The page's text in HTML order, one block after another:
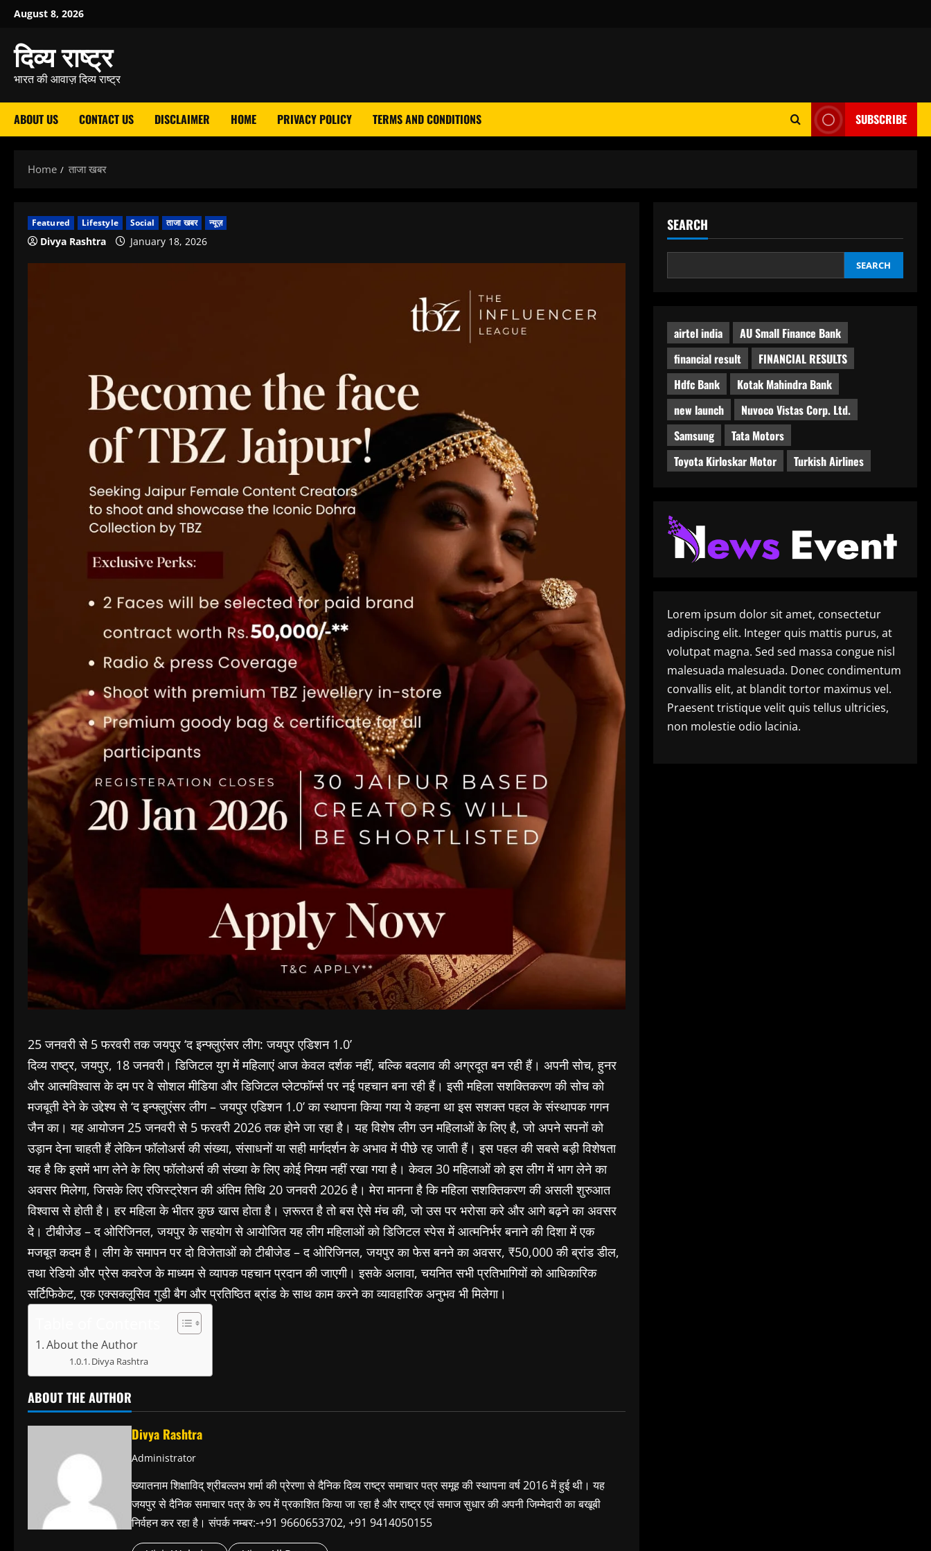
Skip
content
August 8, 2026
दिव्य राष्ट्र
भारत की आवाज़ दिव्य राष्ट्र
ABOUT US CONTACT US DISCLAIMER HOME PRIVACY POLICY TERMS AND CONDITIONS SUBSCRIBE
Home ताजा खबर
Featured Lifestyle Social ताजा खबर न्यूज़
Divya Rashtra January 18, 2026
25 जनवरी से 5 फरवरी तक जयपुर ‘द इन्फ्लुएंसर लीग: जयपुर एडिशन 1.0’
दिव्य राष्ट्र, जयपुर, 18 जनवरी। डिजिटल युग में महिलाएं आज केवल दर्शक नहीं, बल्कि बदलाव की अग्रदूत बन रही हैं। अपनी सोच, हुनर
और आत्मविश्वास के दम पर वे सोशल मीडिया और डिजिटल प्लेटफॉर्म्स पर नई पहचान बना रही हैं। इसी महिला सशक्तिकरण की सोच को
मजबूती देने के उद्देश्य से ‘द इन्फ्लुएंसर लीग – जयपुर एडिशन 1.0’ का स्थापना किया गया ये कहना था इस सशक्त पहल के संस्थापक गगन
जैन का। यह आयोजन 25 जनवरी से 5 फरवरी 2026 तक होने जा रहा है। यह विशेष लीग उन महिलाओं के लिए है, जो अपने सपनों को
उड़ान देना चाहती हैं लेकिन फॉलोअर्स की संख्या, संसाधनों या सही मार्गदर्शन के अभाव में पीछे रह जाती हैं। इस पहल की सबसे बड़ी विशेषता
यह है कि इसमें भाग लेने के लिए फॉलोअर्स की संख्या के लिए कोई नियम नहीं रखा गया है। केवल 30 महिलाओं को इस लीग में भाग लेने का
अवसर मिलेगा, जिसके लिए रजिस्ट्रेशन की अंतिम तिथि 20 जनवरी 2026 है। मेरा मानना है कि महिला सशक्तिकरण की असली शुरुआत
विश्वास से होती है। हर महिला के भीतर कुछ खास होता है। ज़रूरत है तो बस ऐसे मंच की, जो उस पर भरोसा करे और आगे बढ़ने का अवसर
दे। टीबीजेड – द ओरिजिनल, जयपुर के सहयोग से आयोजित यह लीग महिलाओं को डिजिटल स्पेस में आत्मनिर्भर बनाने की दिशा में एक
मजबूत कदम है। लीग के समापन पर दो विजेताओं को टीबीजेड – द ओरिजिनल, जयपुर का फेस बनने का अवसर, ₹50,000 की ब्रांड डील,
तथा रेडियो और प्रेस कवरेज के माध्यम से व्यापक पहचान प्रदान की जाएगी। इसके अलावा, चयनित सभी प्रतिभागियों को आधिकारिक
सर्टिफिकेट, एक एक्सक्लूसिव गुडी बैग और प्रतिष्ठित ब्रांड के साथ काम करने का व्यावहारिक अनुभव भी मिलेगा।
About the Author
Divya Rashtra
ABOUT THE AUTHOR
Divya Rashtra
Administrator
ख्यातनाम शिक्षाविद् श्रीबल्लभ शर्मा की प्रेरणा से दैनिक दिव्य राष्ट्र समाचार पत्र समूह की स्थापना वर्ष 2016 में हुई थी। यह
जयपुर से दैनिक समाचार पत्र के रुप में प्रकाशित किया जा रहा है और राष्ट्र एवं समाज सुधार की अपनी जिम्मेदारी का बखूबी
निर्वहन कर रहा है। संपर्क नम्बर:-+91 9660653702, +91 9414050155
SEARCH
SEARCH
airtel india
AU Small Finance Bank
financial result
FINANCIAL RESULTS
Hdfc Bank
Kotak Mahindra Bank
new launch
Nuvoco Vistas Corp. Ltd.
Samsung
Tata Motors
Toyota Kirloskar Motor
Turkish Airlines
Lorem ipsum dolor sit amet, consectetur
adipiscing elit. Integer quis mattis purus, at
volutpat magna. Sed sed massa congue nisl
malesuada malesuada. Donec condimentum
convallis elit, at blandit tortor maximus vel.
Praesent tristique velit quis tellus ultricies,
non molestie odio lacinia.